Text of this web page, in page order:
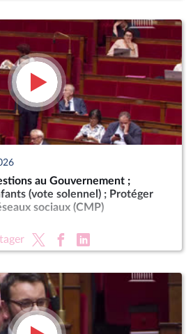
au Gouvernement ;
(vote solennel) ; Protéger
sociaux (CMP)